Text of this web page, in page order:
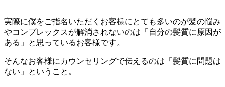
実際に僕をご指名いただくお客様にとても多いのが髪の悩み
やコンプレックスが解消されないのは「自分の髪質に原因が
ある」と思っているお客様です。
そんなお客様にカウンセリングで伝えるのは「髪質に問題は
ない」ということ。